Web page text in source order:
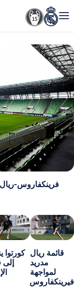
ريال مدريد:
كورتوا ينضم
إلى فترة
الإعداد